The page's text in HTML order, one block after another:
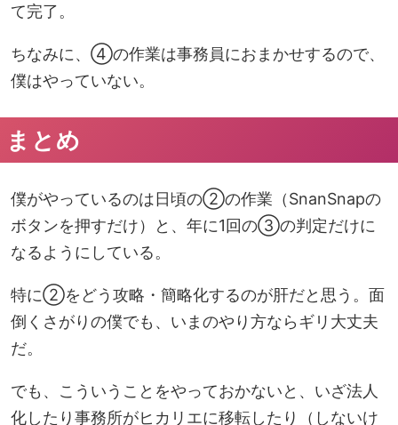
て完了。
ちなみに、④の作業は事務員におまかせするので、
僕はやっていない。
まとめ
僕がやっているのは日頃の②の作業（SnanSnapの
ボタンを押すだけ）と、年に1回の③の判定だけに
なるようにしている。
特に②をどう攻略・簡略化するのが肝だと思う。面
倒くさがりの僕でも、いまのやり方ならギリ大丈夫
だ。
でも、こういうことをやっておかないと、いざ法人
化したり事務所がヒカリエに移転したり（しないけ